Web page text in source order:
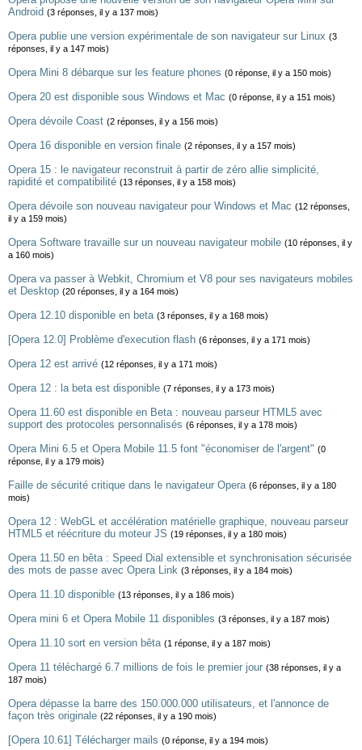
Android (3 réponses, il y a 137 mois)
Opera publie une version expérimentale de son navigateur sur Linux (3
réponses, il y a 147 mois)
Opera Mini 8 débarque sur les feature phones (0 réponse, il y a 150 mois)
Opera 20 est disponible sous Windows et Mac (0 réponse, il y a 151 mois)
Opera dévoile Coast (2 réponses, il y a 156 mois)
Opera 16 disponible en version finale (2 réponses, il y a 157 mois)
Opera 15 : le navigateur reconstruit à partir de zéro allie simplicité,
rapidité et compatibilité (13 réponses, il y a 158 mois)
Opera dévoile son nouveau navigateur pour Windows et Mac (12 réponses,
il y a 159 mois)
Opera Software travaille sur un nouveau navigateur mobile (10 réponses, il y
a 160 mois)
Opera va passer à Webkit, Chromium et V8 pour ses navigateurs mobiles
et Desktop (20 réponses, il y a 164 mois)
Opera 12.10 disponible en beta (3 réponses, il y a 168 mois)
[Opera 12.0] Problème d'execution flash (6 réponses, il y a 171 mois)
Opera 12 est arrivé (12 réponses, il y a 171 mois)
Opera 12 : la beta est disponible (7 réponses, il y a 173 mois)
Opera 11.60 est disponible en Beta : nouveau parseur HTML5 avec
support des protocoles personnalisés (6 réponses, il y a 178 mois)
Opera Mini 6.5 et Opera Mobile 11.5 font "économiser de l'argent" (0
réponse, il y a 179 mois)
Faille de sécurité critique dans le navigateur Opera (6 réponses, il y a 180
mois)
Opera 12 : WebGL et accélération matérielle graphique, nouveau parseur
HTML5 et réécriture du moteur JS (19 réponses, il y a 180 mois)
Opera 11.50 en bêta : Speed Dial extensible et synchronisation sécurisée
des mots de passe avec Opera Link (3 réponses, il y a 184 mois)
Opera 11.10 disponible (13 réponses, il y a 186 mois)
Opera mini 6 et Opera Mobile 11 disponibles (3 réponses, il y a 187 mois)
Opera 11.10 sort en version bêta (1 réponse, il y a 187 mois)
Opera 11 téléchargé 6.7 millions de fois le premier jour (38 réponses, il y a
187 mois)
Opera dépasse la barre des 150.000.000 utilisateurs, et l'annonce de
façon très originale (22 réponses, il y a 190 mois)
[Opera 10.61] Télécharger mails (0 réponse, il y a 194 mois)